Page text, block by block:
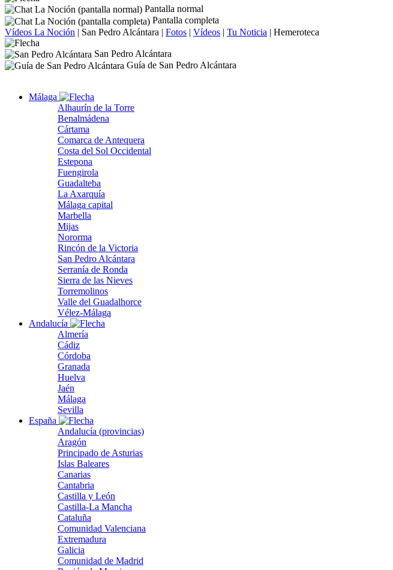
Pantalla normal
Pantalla completa
Vídeos La Noción | San Pedro Alcántara | Fotos | Vídeos | Tu Noticia | Hemeroteca
San Pedro Alcántara
Guía de San Pedro Alcántara
Málaga
Alhaurín de la Torre
Benalmádena
Cártama
Comarca de Antequera
Costa del Sol Occidental
Estepona
Fuengirola
Guadalteba
La Axarquía
Málaga capital
Marbella
Mijas
Nororma
Rincón de la Victoria
San Pedro Alcántara
Serranía de Ronda
Sierra de las Nieves
Torremolinos
Valle del Guadalhorce
Vélez-Málaga
Andalucía
Almería
Cádiz
Córdoba
Granada
Huelva
Jaén
Málaga
Sevilla
España
Andalucía (provincias)
Aragón
Principado de Asturias
Islas Baleares
Canarias
Cantabria
Castilla y León
Castilla-La Mancha
Cataluña
Comunidad Valenciana
Extremadura
Galicia
Comunidad de Madrid